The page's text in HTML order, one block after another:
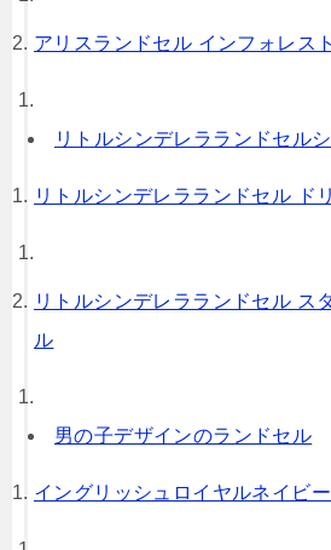
アリスランドセル インフォレスト
リトルシンデレラランドセル
リトルシンデレラランドセル ド
リトルシンデレラランドセル ス
ル
男の子デザインのランドセル
イングリッシュロイヤルネイビ